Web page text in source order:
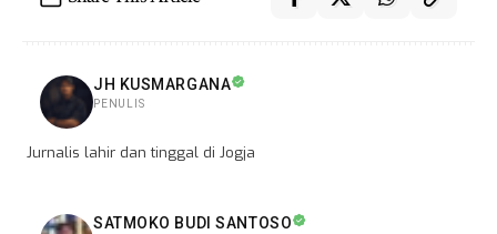
JH KUSMARGANA
PENULIS
Jurnalis lahir dan tinggal di Jogja
SATMOKO BUDI SANTOSO